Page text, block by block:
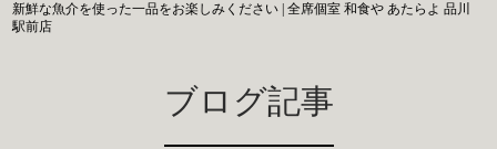
新鮮な魚介を使った一品をお楽しみください | 全席個室 和食や あたらよ 品川
駅前店
ブログ記事